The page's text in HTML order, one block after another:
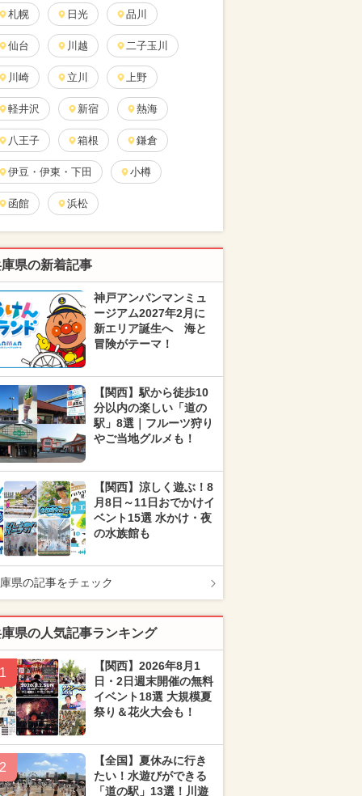
札幌 日光 品川
仙台 川越 二子玉川
川崎 立川 上野
軽井沢 新宿 熱海
八王子 箱根 鎌倉
伊豆・伊東・下田 小樽
函館 浜松
県の新着記事
神戸アンパンマンミュ
ージアム2027年2月に
新エリア誕生へ 海と
冒険がテーマ！
【関西】駅から徒歩10
分以内の楽しい「道の
駅」8選｜フルーツ狩り
やご当地グルメも！
【関西】涼しく遊ぶ！8
月8日～11日おでかけイ
ベント15選 水かけ・夜
の水族館も
県の記事をチェック
県の人気記事ランキング
1
【関西】2026年8月1
日・2日週末開催の無料
イベント18選 大規模夏
祭り＆花火大会も！
2
【全国】夏休みに行き
たい！水遊びができる
「道の駅」13選！川遊